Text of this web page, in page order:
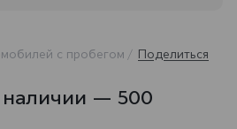
с пробегом Поделиться
— 500